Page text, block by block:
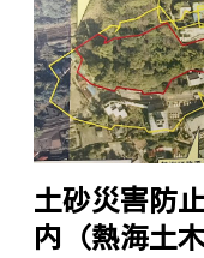
土砂災害防
内（熱海土